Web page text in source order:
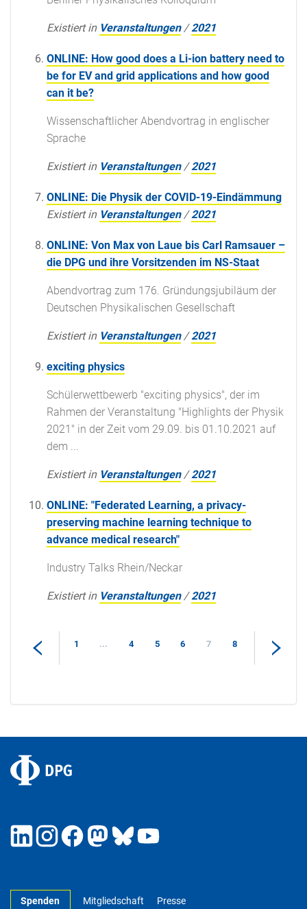
Existiert in Veranstaltungen /2021
ONLINE: How good does a Li-ion battery need to
be for EV and grid applications and how good
can it be?
Wissenschaftlicher Abendvortrag in englischer
Sprache
Existiert in Veranstaltungen /2021
ONLINE: Die Physik der COVID-19-Eindämmung
Existiert in Veranstaltungen /2021
ONLINE: Von Max von Laue bis Carl Ramsauer –
die DPG und ihre Vorsitzenden im NS-Staat
Abendvortrag zum 176. Gründungsjubiläum der
Deutschen Physikalischen Gesellschaft
Existiert in Veranstaltungen /2021
exciting physics
Schülerwettbewerb "exciting physics", der im
Rahmen der Veranstaltung "Highlights der Physik
2021" in der Zeit vom 29.09. bis 01.10.2021 auf
dem ...
Existiert in Veranstaltungen /2021
ONLINE: "Federated Learning, a privacy-
preserving machine learning technique to
advance medical research"
Industry Talks Rhein/Neckar
Existiert in Veranstaltungen /2021
1 ... 4 5 6 7 8
Spenden Mitgliedschaft Presse